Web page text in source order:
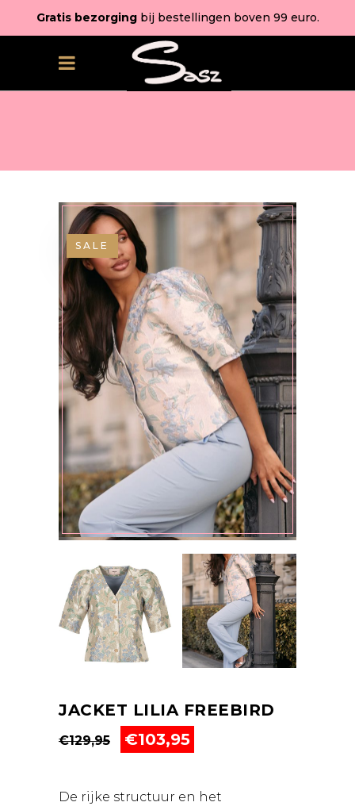
Gratis bezorgingbij bestellingen boven 99 euro.
SALE
JACKET LILIA FREEBIRD
€129,95
Oorspronkelijke
prijs
€103,95
prijs
€103,95.
De rijke structuur en het